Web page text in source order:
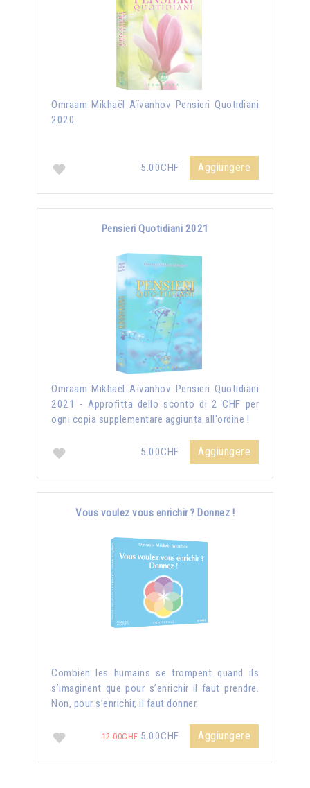
Omraam Mikhaël Aïvanhov Pensieri Quotidiani
2020
5.00CHF Aggiungere
Pensieri Quotidiani 2021
Omraam Mikhaël Aïvanhov Pensieri Quotidiani
2021 - Approfitta dello sconto di 2 CHF per
ogni copia supplementare aggiunta all'ordine !
5.00CHF Aggiungere
Vous voulez vous enrichir ? Donnez !
Combien les humains se trompent quand ils
s’imaginent que pour s’enrichir il faut prendre.
Non, pour s’enrichir, il faut donner.
12.00CHF5.00CHF Aggiungere